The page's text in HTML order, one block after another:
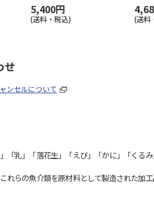
5,400円
(送料・税込) (送料
せ
ンセルについて
「乳」「落花生」「えび」「かに」「くる
れらの魚介類を原材料として製造された加